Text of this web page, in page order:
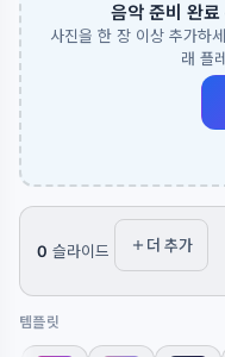
음악 준비 완
사진을 한 장 이상 추가하
래 플
0 슬라이드 더 추가
템플릿